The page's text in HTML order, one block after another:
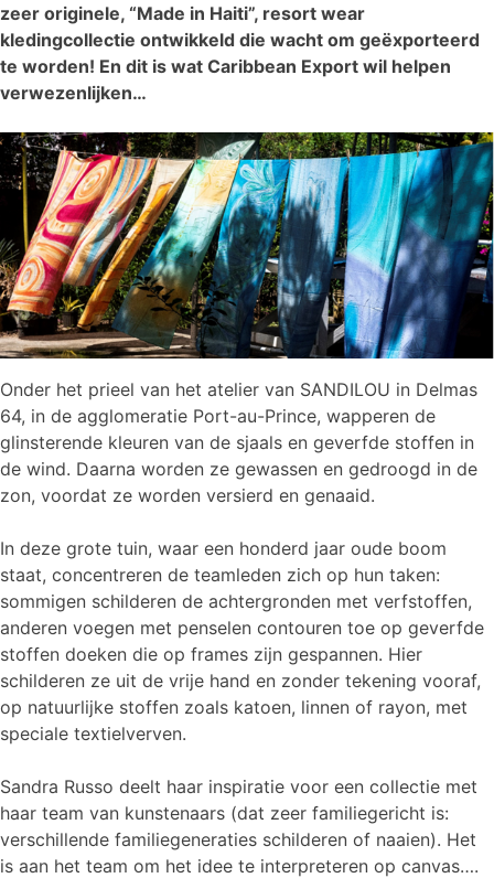
zeer originele, “Made in Haiti”, resort wear
kledingcollectie ontwikkeld die wacht om geëxporteerd
te worden! En dit is wat Caribbean Export wil helpen
verwezenlijken…
Onder het prieel van het atelier van SANDILOU in Delmas
64, in de agglomeratie Port-au-Prince, wapperen de
glinsterende kleuren van de sjaals en geverfde stoffen in
de wind. Daarna worden ze gewassen en gedroogd in de
zon, voordat ze worden versierd en genaaid.
In deze grote tuin, waar een honderd jaar oude boom
staat, concentreren de teamleden zich op hun taken:
sommigen schilderen de achtergronden met verfstoffen,
anderen voegen met penselen contouren toe op geverfde
stoffen doeken die op frames zijn gespannen. Hier
schilderen ze uit de vrije hand en zonder tekening vooraf,
op natuurlijke stoffen zoals katoen, linnen of rayon, met
speciale textielverven.
Sandra Russo deelt haar inspiratie voor een collectie met
haar team van kunstenaars (dat zeer familiegericht is:
verschillende familiegeneraties schilderen of naaien). Het
is aan het team om het idee te interpreteren op canvas….